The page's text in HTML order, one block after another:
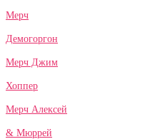
Мерч
Демогоргон
Мерч Джим
Хоппер
Мерч Алексей
& Мюррей